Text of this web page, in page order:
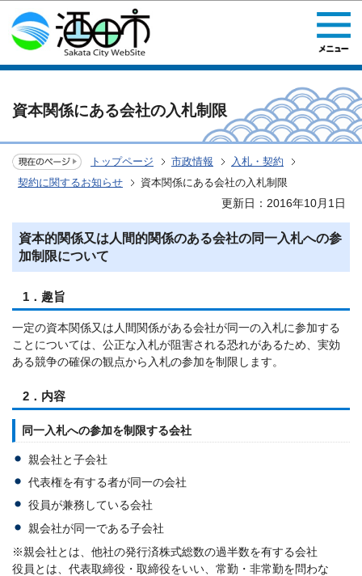
このページの本文へ移動
資本関係にある会社の入札制限
トップページ 市政情報
入札・契約
契約に関するお知らせ
資本関係にある会社の入札制限
更新日：2016年10月1日
資本的関係又は人間的関係のある会社の同一入札への参
加制限について
1．趣旨
一定の資本関係又は人間関係がある会社が同一の入札に参加する
ことについては、公正な入札が阻害される恐れがあるため、実効
ある競争の確保の観点から入札の参加を制限します。
2．内容
同一入札への参加を制限する会社
親会社と子会社
代表権を有する者が同一の会社
役員が兼務している会社
親会社が同一である子会社
※親会社とは、他社の発行済株式総数の過半数を有する会社
役員とは、代表取締役・取締役をいい、常勤・非常勤を問わな